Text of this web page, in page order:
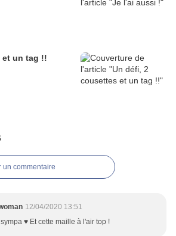
et un tag !!
un commentaire
12/04/2020 13:51
sympa ♥ Et cette maille à l'air top !